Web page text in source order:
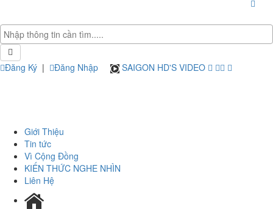
Đăng Ký | Đăng Nhập SAIGON HD'S VIDEO
Giới Thiệu
Tin tức
Vì Cộng Đồng
KIẾN THỨC NGHE NHÌN
Liên Hệ